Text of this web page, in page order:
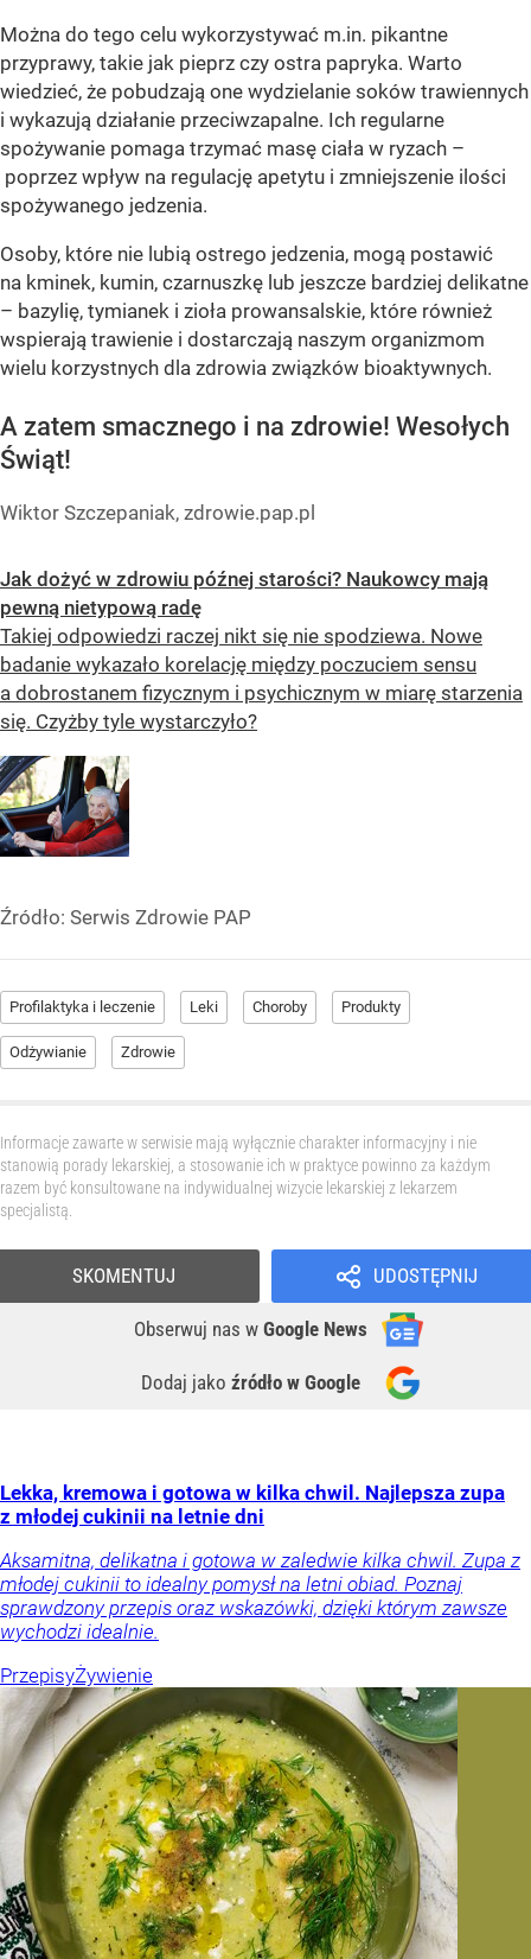
Można do tego celu wykorzystywać m.in. pikantne
przyprawy, takie jak pieprz czy ostra papryka. Warto
wiedzieć, że pobudzają one wydzielanie soków trawiennych
i wykazują działanie przeciwzapalne. Ich regularne
spożywanie pomaga trzymać masę ciała w ryzach –
poprzez wpływ na regulację apetytu i zmniejszenie ilości
spożywanego jedzenia.
Osoby, które nie lubią ostrego jedzenia, mogą postawić
na kminek, kumin, czarnuszkę lub jeszcze bardziej delikatne
– bazylię, tymianek i zioła prowansalskie, które również
wspierają trawienie i dostarczają naszym organizmom
wielu korzystnych dla zdrowia związków bioaktywnych.
A zatem smacznego i na zdrowie! Wesołych
Świąt!
Wiktor Szczepaniak, zdrowie.pap.pl
Jak dożyć w zdrowiu późnej starości? Naukowcy mają
pewną nietypową radę
Takiej odpowiedzi raczej nikt się nie spodziewa. Nowe
badanie wykazało korelację między poczuciem sensu
a dobrostanem fizycznym i psychicznym w miarę starzenia
się. Czyżby tyle wystarczyło?
Źródło: Serwis Zdrowie PAP
Profilaktyka i leczenie Leki Choroby Produkty
Odżywianie Zdrowie
Informacje zawarte w serwisie mają wyłącznie charakter informacyjny i nie
stanowią porady lekarskiej, a stosowanie ich w praktyce powinno za każdym
razem być konsultowane na indywidualnej wizycie lekarskiej z lekarzem
specjalistą.
UDOSTĘPNIJ
Obserwuj nas w Google News
Dodaj jako źródło w Google
SKOMENTUJ
Lekka, kremowa i gotowa w kilka chwil. Najlepsza zupa
z młodej cukinii na letnie dni
Aksamitna, delikatna i gotowa w zaledwie kilka chwil. Zupa z
młodej cukinii to idealny pomysł na letni obiad. Poznaj
sprawdzony przepis oraz wskazówki, dzięki którym zawsze
wychodzi idealnie.
PrzepisyŻywienie